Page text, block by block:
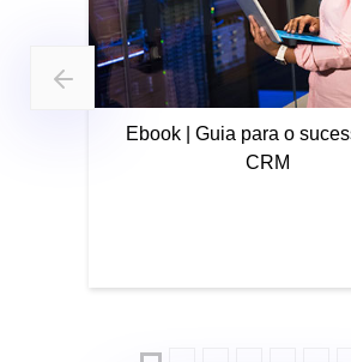
Ebook | Guia para o
CRM